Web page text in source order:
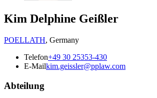
Kim Delphine Geißler
POELLATH, Germany
Telefon+49 30 25353-430
E-Mailkim.geissler@pplaw.com
Abteilung